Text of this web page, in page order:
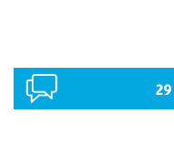
29